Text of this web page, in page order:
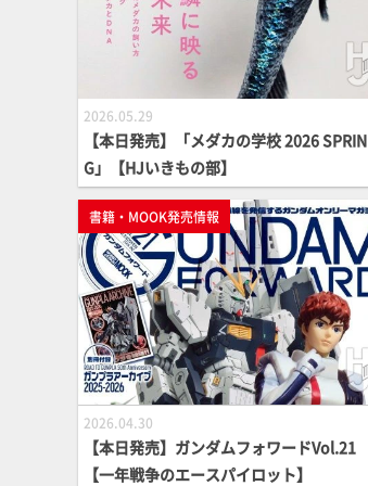
2026.05.29
【本日発売】「メダカの学校 2026 SPRIN
G」【HJいきもの部】
書籍・MOOK発売情報
2026.04.30
【本日発売】ガンダムフォワードVol.21
【一年戦争のエースパイロット】